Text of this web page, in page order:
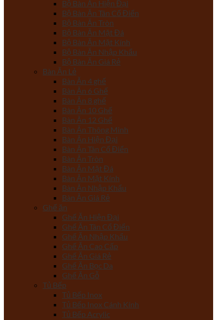
Bộ Bàn Ăn Hiện Đại
Bộ Bàn Ăn Tân Cổ Điển
Bộ Bàn Ăn Tròn
Bộ Bàn Ăn Mặt Đá
Bộ Bàn Ăn Mặt Kính
Bộ Bàn Ăn Nhập Khẩu
Bộ Bàn Ăn Giá Rẻ
Bàn Ăn Lẻ
Bàn Ăn 4 ghế
Bàn Ăn 6 Ghế
Bàn Ăn 8 ghế
Bàn Ăn 10 Ghế
Bàn Ăn 12 Ghế
Bàn Ăn Thông Minh
Bàn Ăn Hiện Đại
Bàn Ăn Tân Cổ Điển
Bàn Ăn Tròn
Bàn Ăn Mặt Đá
Bàn Ăn Mặt Kính
Bàn Ăn Nhập Khẩu
Bàn Ăn Giá Rẻ
Ghế ăn
Ghế Ăn Hiện Đại
Ghế Ăn Tân Cổ Điển
Ghế Ăn Nhập Khẩu
Ghế Ăn Cao Cấp
Ghế Ăn Giá Rẻ
Ghế Ăn Bọc Da
Ghế Ăn Gỗ
Tủ Bếp
Tủ Bếp Inox
Tủ Bếp Inox Cánh Kính
Tủ Bếp Acrylic